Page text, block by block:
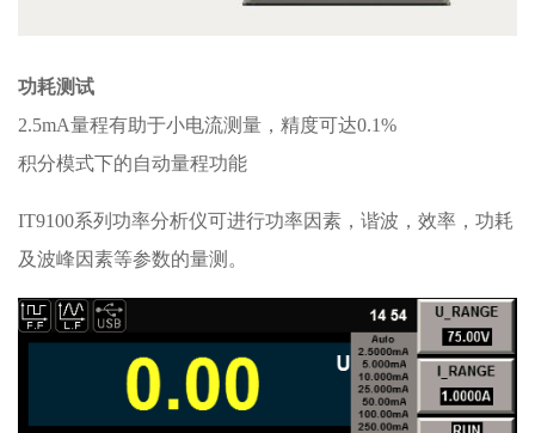
功耗测试
2.5mA量程有助于小电流测量，精度可达0.1%
积分模式下的自动量程功能
IT9100系列功率分析仪可进行功率因素，谐波，效率，功耗
及波峰因素等参数的量测。